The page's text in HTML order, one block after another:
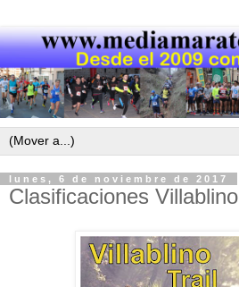
lunes, 6 de noviembre de 2017
Clasificaciones